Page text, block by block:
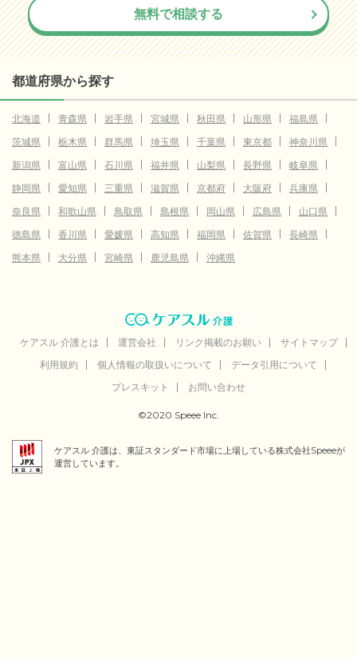
無料で相談する
都道府県から探す
北海道 青森県 岩手県 宮城県 秋田県 山形県
福島県
茨城県
栃木県 群馬県 埼玉県 千葉県 東京都
神奈川県
新潟県
富山県 石川県 福井県 山梨県 長野県
岐阜県
静岡県
愛知県 三重県 滋賀県 京都府 大阪府
兵庫県
奈良県
和歌山県 鳥取県 島根県 岡山県 広島県
山口県
徳島県
香川県 愛媛県 高知県 福岡県 佐賀県
長崎県
熊本県
大分県 宮崎県 鹿児島県 沖縄県
ケアスル 介護とは 運営会社 リンク掲載のお願い
サイトマップ
利用規約
個人情報の取扱いについて
データ引用について
プレスキット
お問い合わせ
©2020 Speee Inc.
ケアスル 介護は、東証スタンダード市場に上場している株式会社Speeeが
運営しています。